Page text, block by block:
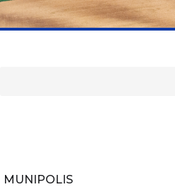
MUNIPOLIS